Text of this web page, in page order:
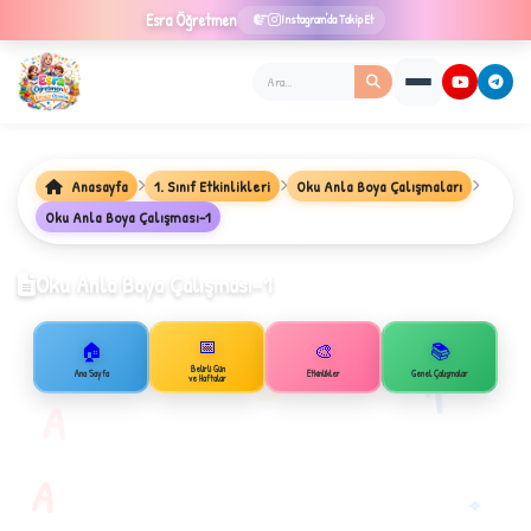
Esra Öğretmen Instagram'da Takip Et
B
✧
Anasayfa 1. Sınıf Etkinlikleri
Oku Anla Boya Çalışmaları
Oku Anla Boya Çalışması-1
Oku Anla Boya Çalışması-1
🏠
Ana Sayfa
📅
Belirli Gün
ve Haftalar
🎨
Etkinlikler
📚
Genel Çalışmalar
1